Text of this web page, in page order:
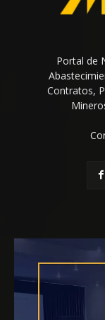
Portal de
Contratos,